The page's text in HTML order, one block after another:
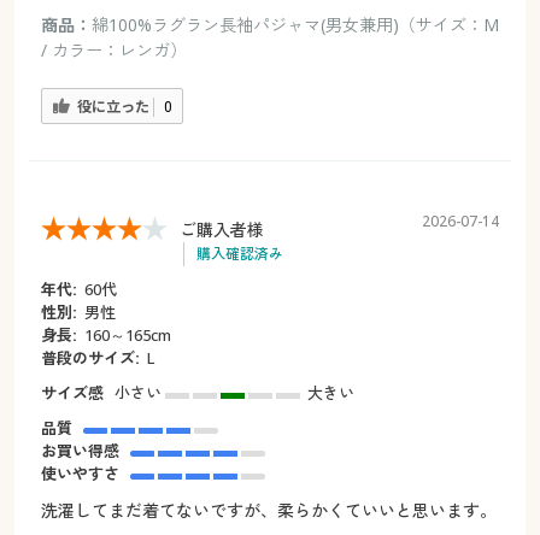
商品： 綿100%ラグラン長袖パジャマ(男女兼用)（サイズ：M
/ カラー：レンガ）
役に立った 0
ご購入者様
購入確認済み
2026-07-14
年代: 60代
性別: 男性
身長: 160～165cm
普段のサイズ: L
サイズ感 小さい
大きい
品質
お買い得感
使いやすさ
洗濯してまだ着てないですが、柔らかくていいと思います。